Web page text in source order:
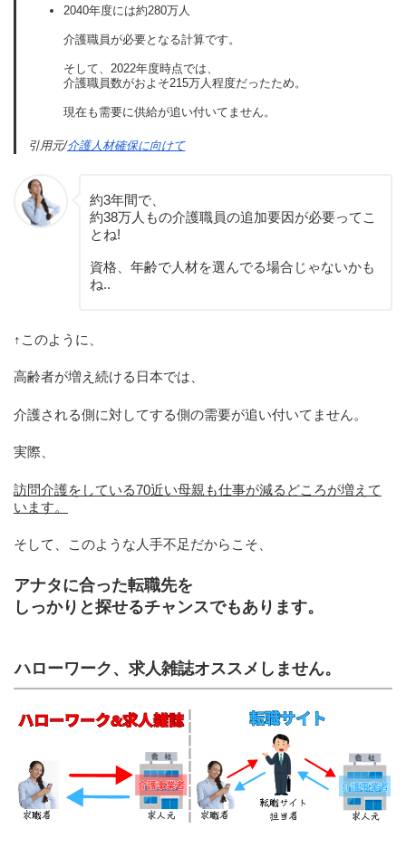
2040年度には約280万人
介護職員が必要となる計算です。
そして、2022年度時点では、
介護職員数がおよそ215万人程度だったため。
現在も需要に供給が追い付いてません。
引用元/介護人材確保に向けて
約3年間で、
約38万人もの介護職員の追加要因が必要ってこ
とね!
資格、年齢で人材を選んでる場合じゃないかも
ね..
↑このように、
高齢者が増え続ける日本では、
介護される側に対してする側の需要が追い付いてません。
実際、
訪問介護をしている70近い母親も仕事が減るどころが増えて
います。
そして、このような人手不足だからこそ、
アナタに合った転職先を
しっかりと探せるチャンスでもあります。
ハローワーク、求人雑誌オススメしません。